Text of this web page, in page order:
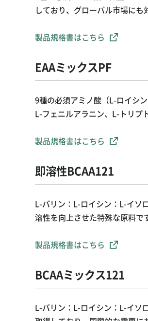
しており、グローバル市場にも
製品規格書はこちら
EAAミックスPF
9種の必須アミノ酸（L-ロイシ
L-フェニルアラニン、L-トリプ
製品規格書はこちら
即溶性BCAA121
L-バリン：L-ロイシン：L-イ
溶性を向上させた特殊な原料で
製品規格書はこちら
BCAAミックス121
L-バリン：L-ロイシン：L-イソ